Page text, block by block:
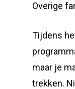
Overige
Tijdens
maar je
trekken.